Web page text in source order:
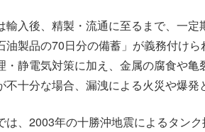
輸入後、精製・流通に至るまで、一
油製品の70日分の備蓄」が義務付け
・静電気対策に加え、金属の腐食や
不十分な場合、漏洩による火災や爆発
は、2003年の十勝沖地震によるタン